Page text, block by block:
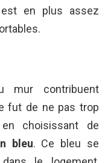
en plus assez
mur contribuent
fut de ne pas trop
choisissant de
bleu. Ce bleu se